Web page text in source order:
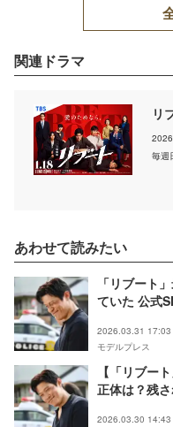
関連ドラマ
リ
毎週
あわせて読みたい
「リブート
ていた 公式
2026.03.31 17:03
モデルプレス
【「リブー
正体は？残
2026.03.30 14:43